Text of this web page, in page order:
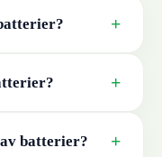
? +
? +
batterier? +